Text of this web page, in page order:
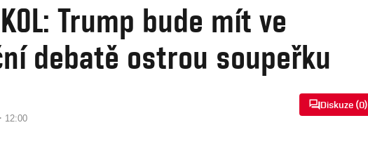
Trump bude mít ve
debatě ostrou soupeřku
· 12:00
Diskuze (0)